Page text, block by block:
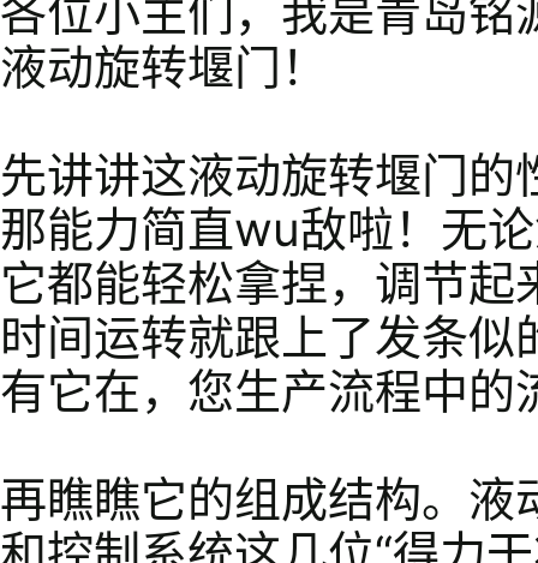
各位小主们，我是青岛
液动旋转堰门！
先讲讲这液动旋转堰门
那能力简直wu敌啦！无
它都能轻松拿捏，调节
时间运转就跟上了发条
有它在，您生产流程中
再瞧瞧它的组成结构。